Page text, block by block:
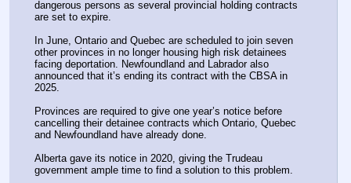
dangerous persons as several provincial holding contracts
are set to expire.
In June, Ontario and Quebec are scheduled to join seven
other provinces in no longer housing high risk detainees
facing deportation. Newfoundland and Labrador also
announced that it’s ending its contract with the CBSA in
2025.
Provinces are required to give one year’s notice before
cancelling their detainee contracts which Ontario, Quebec
and Newfoundland have already done.
Alberta gave its notice in 2020, giving the Trudeau
government ample time to find a solution to this problem.